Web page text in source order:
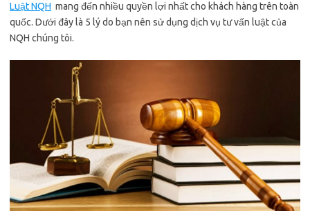
Luật NQH mang đến nhiều quyền lợi nhất cho khách hàng trên toàn
quốc. Dưới đây là 5 lý do bạn nên sử dụng dịch vụ tư vấn luật của
NQH chúng tôi.